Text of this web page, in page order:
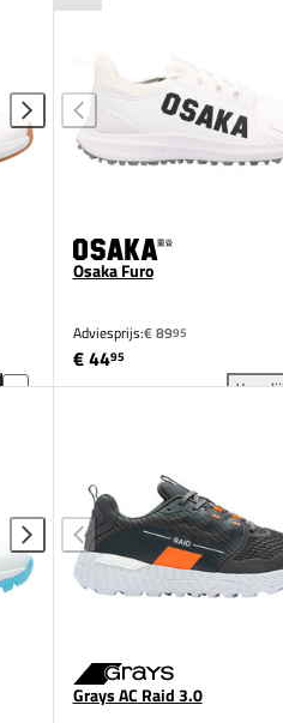
Osaka Furo
Adviesprijs:€ 8995
€ 4495
Grays AC Raid 3.0